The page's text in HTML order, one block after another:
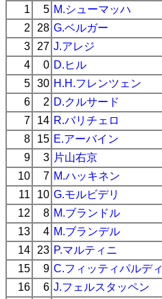
1
5 M.シューマッハ
2
28 G.ベルガー
3
27 J.アレジ
4
0 D.ヒル
5 30 H.H.フレンツェン
6
2 D.クルサード
7
14 R.バリチェロ
8
15 E.アーバイン
9
3 片山右京
10
7 M.ハッキネン
11
10 G.モルビデリ
12
8 M.ブランドル
13
4 M.ブランデル
14
23 P.マルティニ
15
9 C.フィッティパルディ
16
6 J.フェルスタッペン